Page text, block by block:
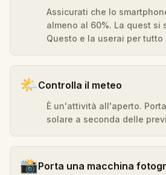
Assicurati che lo
almeno al 60%. La quest si
Questo e la userai per tutto
🌤️Controlla il meteo
È un'attività all'aperto.
solare a seconda delle
📸Porta una macchina